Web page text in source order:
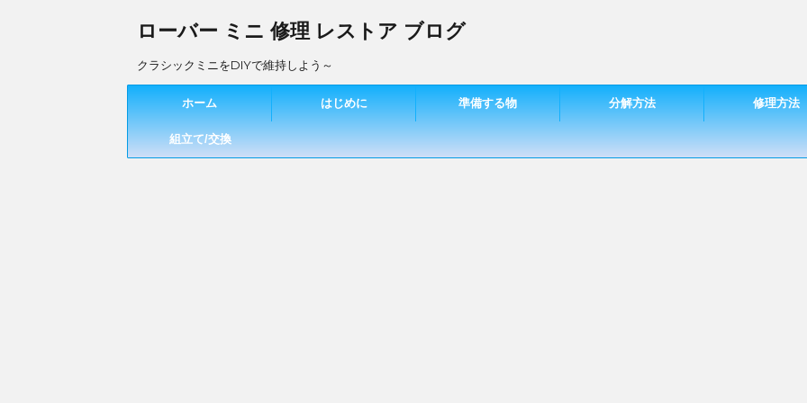
ローバー ミニ 修理 レストア ブログ
クラシックミニをDIYで維持しよう～
ホーム はじめに 準備する物 分解方法 修理方法
組立て/交換